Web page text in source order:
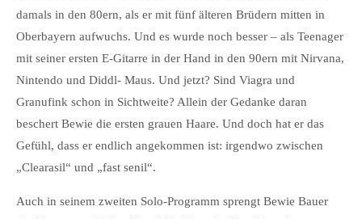
damals in den 80ern, als er mit fünf älteren Brüdern mitten in
Oberbayern aufwuchs. Und es wurde noch besser – als Teenager
mit seiner ersten E-Gitarre in der Hand in den 90ern mit Nirvana,
Nintendo und Diddl- Maus. Und jetzt? Sind Viagra und
Granufink schon in Sichtweite? Allein der Gedanke daran
beschert Bewie die ersten grauen Haare. Und doch hat er das
Gefühl, dass er endlich angekommen ist: irgendwo zwischen
„Clearasil“ und „fast senil“.
Auch in seinem zweiten Solo-Programm sprengt Bewie Bauer